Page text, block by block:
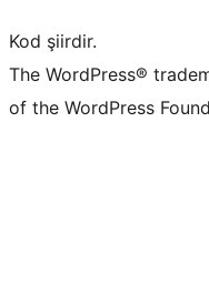
Kod şiirdir.
The WordPress®
of the WordPress